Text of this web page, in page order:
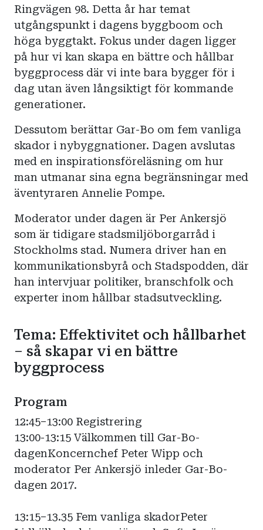
Ringvägen 98. Detta år har temat
utgångspunkt i dagens byggboom och
höga byggtakt. Fokus under dagen ligger
på hur vi kan skapa en bättre och hållbar
byggprocess där vi inte bara bygger för i
dag utan även långsiktigt för kommande
generationer.
Dessutom berättar Gar-Bo om fem vanliga
skador i nybyggnationer. Dagen avslutas
med en inspirationsföreläsning om hur
man utmanar sina egna begränsningar med
äventyraren Annelie Pompe.
Moderator under dagen är Per Ankersjö
som är tidigare stadsmiljöborgarråd i
Stockholms stad. Numera driver han en
kommunikationsbyrå och Stadspodden, där
han intervjuar politiker, branschfolk och
experter inom hållbar stadsutveckling.
Tema: Effektivitet och hållbarhet
– så skapar vi en bättre
byggprocess
Program
12:45–13:00 Registrering
13:00-13:15 Välkommen till Gar-Bo-
dagenKoncernchef Peter Wipp och
moderator Per Ankersjö inleder Gar-Bo-
dagen 2017.
13:15–13.35 Fem vanliga skadorPeter